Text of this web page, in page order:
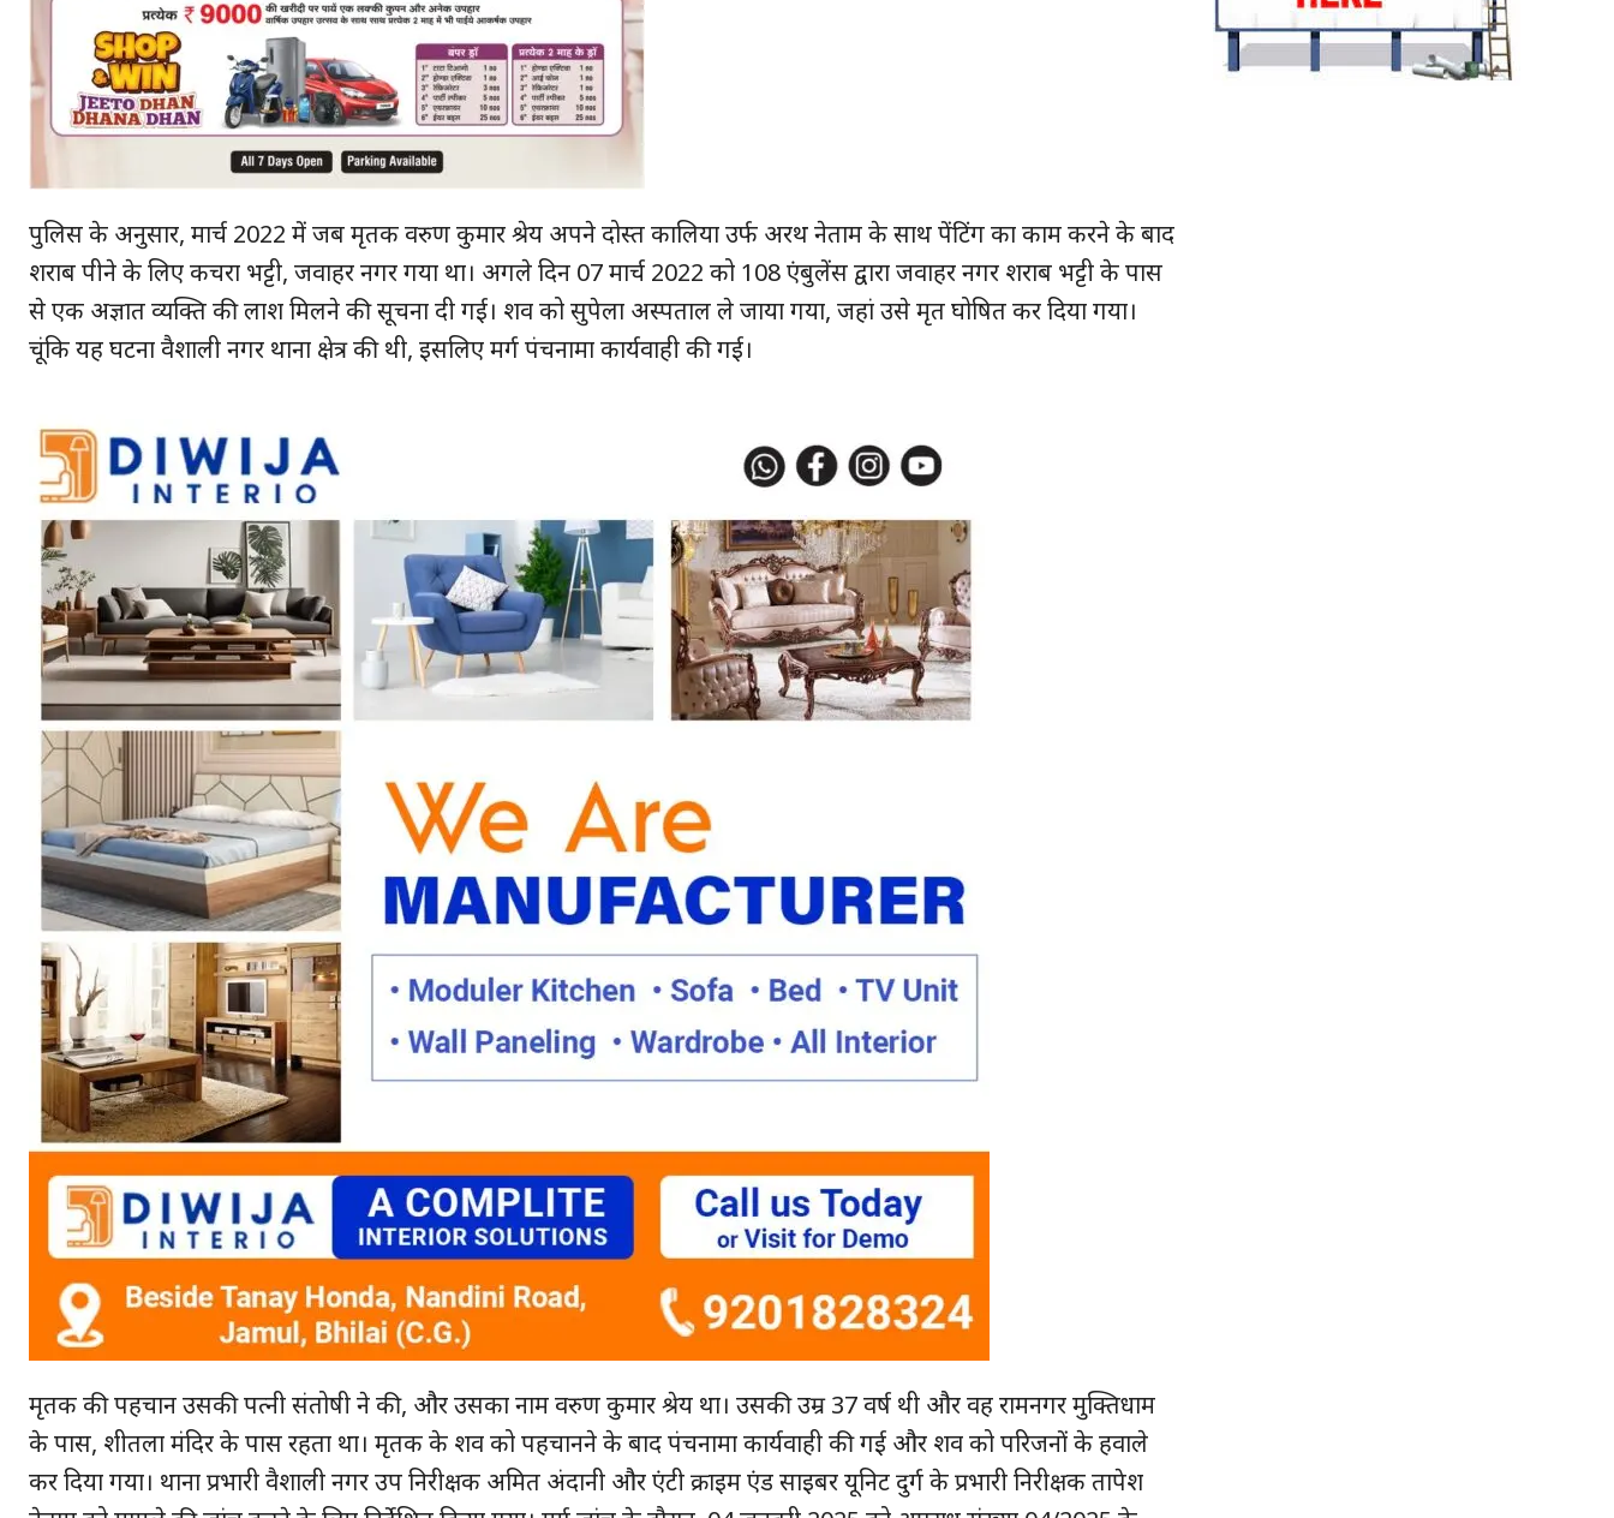
हमसे जुड़े
SUBSCRIBE NOW
हमारे बारे में
पुलिस के अनुसार, मार्च 2022 में जब मृतक वरुण कुमार श्रेय अपने दोस्त कालिया उर्फ अरथ नेताम के साथ पेंटिंग का काम करने के बाद
शराब पीने के लिए कचरा भट्टी, जवाहर नगर गया था। अगले दिन 07 मार्च 2022 को 108 एंबुलेंस द्वारा जवाहर नगर शराब भट्टी के पास
से एक अज्ञात व्यक्ति की लाश मिलने की सूचना दी गई। शव को सुपेला अस्पताल ले जाया गया, जहां उसे मृत घोषित कर दिया गया।
चूंकि यह घटना वैशाली नगर थाना क्षेत्र की थी, इसलिए मर्ग पंचनामा कार्यवाही की गई।
मृतक की पहचान उसकी पत्नी संतोषी ने की, और उसका नाम वरुण कुमार श्रेय था। उसकी उम्र 37 वर्ष थी और वह रामनगर मुक्तिधाम
के पास, शीतला मंदिर के पास रहता था। मृतक के शव को पहचानने के बाद पंचनामा कार्यवाही की गई और शव को परिजनों के हवाले
कर दिया गया। थाना प्रभारी वैशाली नगर उप निरीक्षक अमित अंदानी और एंटी क्राइम एंड साइबर यूनिट दुर्ग के प्रभारी निरीक्षक तापेश